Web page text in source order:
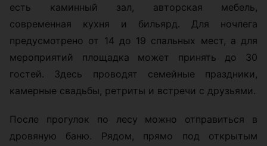
есть каминный зал, авторская мебель,
современная кухня и бильярд. Для ночлега
предусмотрено от 14 до 19 спальных мест, а для
мероприятий площадка может принять до 30
гостей. Здесь проводят семейные праздники,
камерные свадьбы, ретриты и встречи с друзьями.
После прогулок по лесу можно отправиться в
дровяную баню. Рядом, прямо под открытым